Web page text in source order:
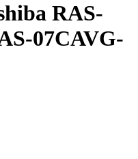
RAS-
07CAVG-